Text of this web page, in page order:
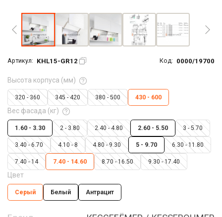
Артикул: KHL15-GR12 Код: 0000/19700
Высота корпуса (мм)
320 - 360 345 - 420 380 - 500 430 - 600
Вес фасада (кг)
1.60 - 3.30 2 - 3.80 2.40 - 4.80 2.60 - 5.50 3 - 5.70
3.40 - 6.70 4.10 - 8 4.80 - 9.30 5 - 9.70 6.30 - 11.80
7.40 - 14 7.40 - 14.60 8.70 - 16.50 9.30 - 17.40
Цвет
Серый Белый Антрацит